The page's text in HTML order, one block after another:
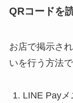
QRコードを
お店で掲示さ
いを行う方法で
LINE Pay